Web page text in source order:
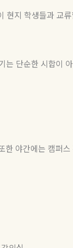
현지 학생들과 교
는 단순한 시합이
한 야간에는 캠퍼